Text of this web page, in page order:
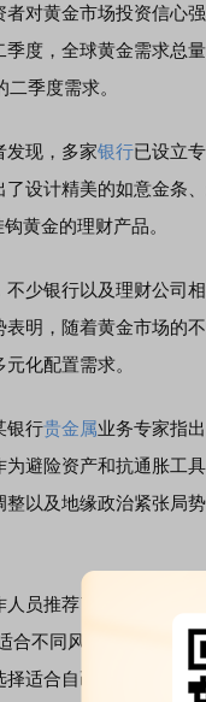
黄金市场投资信心强
度，全球黄金需求总
季度需求。
现，多家银行已设立
设计精美的如意金条
黄金的理财产品。
银行以及理财公司
明，随着黄金市场的
化配置需求。
银行贵金属业务专家指
避险资产和抗通胀工
以及地缘政治紧张局
推荐了银行的纸黄金
不同风险偏好的投资
适合自己的投资产品。